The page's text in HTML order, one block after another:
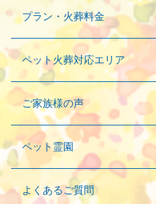
プラン・火葬料金
ペット火葬対応エリア
ご家族様の声
ペット霊園
よくあるご質問